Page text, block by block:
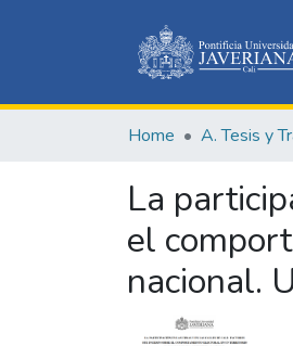
Home A. Tesis y
La
el
nacional.